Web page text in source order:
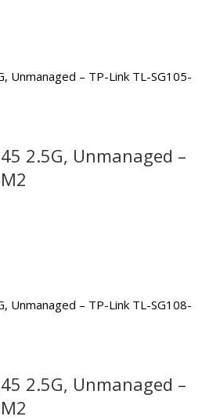
2.5G, Unmanaged –
2.5G, Unmanaged –